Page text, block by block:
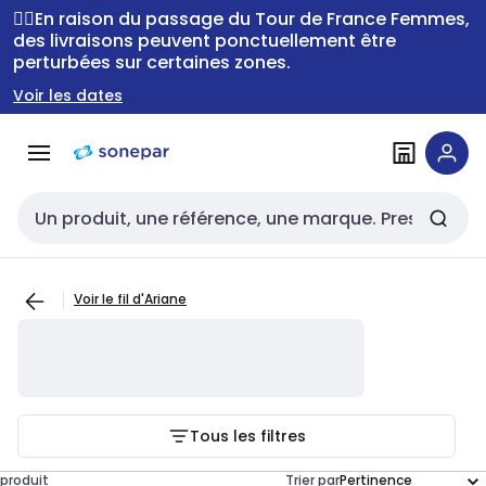
Passer à la
navigation
Passer
au
contenu
🚴‍♂️En raison du passage du Tour de France Femmes,
des livraisons peuvent ponctuellement être
perturbées sur certaines zones.
Voir les dates
Entrée de recherche
Voir le fil d'Ariane
Tous les filtres
produit Trier par